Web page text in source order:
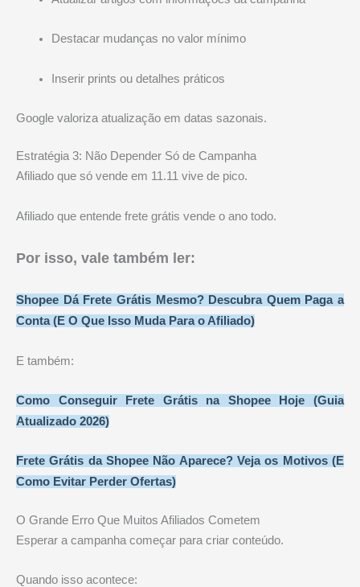
Destacar mudanças no valor mínimo
Inserir prints ou detalhes práticos
Google valoriza atualização em datas sazonais.
Estratégia 3: Não Depender Só de Campanha
Afiliado que só vende em 11.11 vive de pico.
Afiliado que entende frete grátis vende o ano todo.
Por isso, vale também ler:
Shopee Dá Frete Grátis Mesmo? Descubra Quem Paga a
Conta (E O Que Isso Muda Para o Afiliado)
E também:
Como Conseguir Frete Grátis na Shopee Hoje (Guia
Atualizado 2026)
Frete Grátis da Shopee Não Aparece? Veja os Motivos (E
Como Evitar Perder Ofertas)
O Grande Erro Que Muitos Afiliados Cometem
Esperar a campanha começar para criar conteúdo.
Quando isso acontece: